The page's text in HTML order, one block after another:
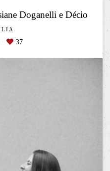
Doganelli e Décio
37